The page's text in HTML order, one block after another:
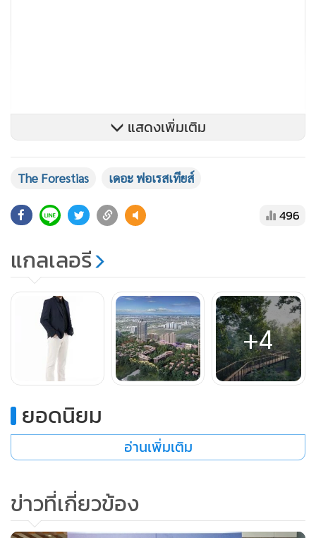
เทียส์ โดย MQDC กล่าวว่า “เป้าหมายสำคัญที่สุดของเราคือการ
ความสุข ในสภาพแวดล้อมที่ได้รับการออกแบบและดูแลเป็น
อย่างดี ซึ่งเรารู้ว่าหนึ่งในปัจจัยสำคัญที่ส่งเสริมให้คนมีความสุขก็
คือ การมีสุขภาพที่ดี และการได้อยู่ใกล้ชิดกับคนที่เรารัก สมาชิก
ในครอบครัวจากหลากหลายเจเนอเรชันได้มาอยู่ใกล้ชิดกัน นั่น
คือเหตุผลที่ MQDC ผนึกกำลังกับผู้เชี่ยวชาญ และสถาบันต่างๆ
ที่เป็นสถาบันชั้นนำระดับโลกและสถาบันชั้นนำของประเทศไทย
เพื่อออกแบบรังสรรค์และก่อสร้างโครงการ ‘เดอะ ฟอเรสเทียส์’
ให้เป็นโครงการต้นแบบของการพัฒนาเมืองเพื่อการมีสุขภาพที่ดี
อย่างที่ต้องการ”
นายกิตติพันธุ์ กล่าวว่า “ในช่วง 2-3 เดือนที่ผ่านมา ยอดขาย
รวดเร็ว โดยขายไปแล้วกว่า 300 ยูนิต รวมคอนโดมิเนียมและ
วิลล่า ทั้งนี้ เนื่องจากการแพร่ระบาดของโควิด-19 ที่เกิดขึ้น
แสดงเพิ่มเติม
The Forestias เดอะ ฟอเรสเทียส์
496
แกลเลอรี
+4
ยอดนิยม
อ่านเพิ่มเติม
ข่าวที่เกี่ยวข้อง